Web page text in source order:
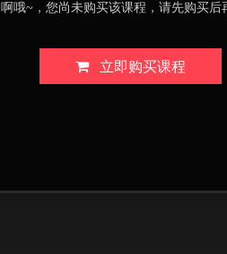
啊哦~，您尚未购买该课程，请先购买后
立即购买课程